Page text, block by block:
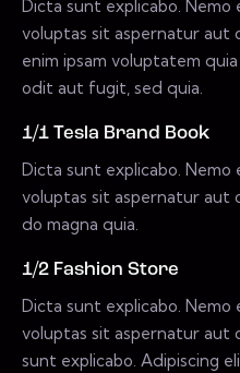
Dicta sunt explicabo. Nemo
voluptas sit aspernatur aut
enim ipsam voluptatem
odit aut fugit, sed quia.
1/1 Tesla Brand Book
Dicta sunt explicabo. Nemo
voluptas sit aspernatur aut
do magna quia.
1/2 Fashion Store
Dicta sunt explicabo. Nemo
voluptas sit aspernatur aut
sunt explicabo. Adipiscing